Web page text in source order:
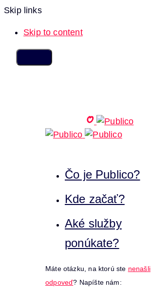
Skip links
Skip to content
Čo je Publico?
Kde začať?
Aké služby
ponúkate?
Máte otázku, na ktorú ste nenašli
odpoveď? Napíšte nám: